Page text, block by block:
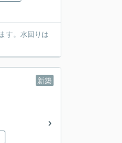
す。水回りは
新築